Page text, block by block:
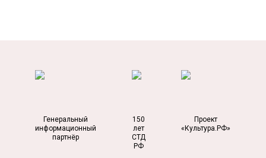
Генеральный
информационный
партнёр
150
лет
СТД
РФ
Проект
«Культура.РФ»